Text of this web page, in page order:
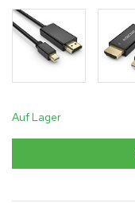
Auf Lager